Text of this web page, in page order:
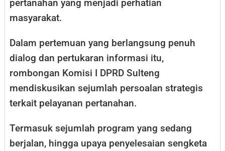
pertanahan yang menjadi perhatian
masyarakat.
Dalam pertemuan yang berlangsung penuh
dialog dan pertukaran informasi itu,
rombongan Komisi I DPRD Sulteng
mendiskusikan sejumlah persoalan strategis
terkait pelayanan pertanahan.
Termasuk sejumlah program yang sedang
berjalan, hingga upaya penyelesaian sengketa